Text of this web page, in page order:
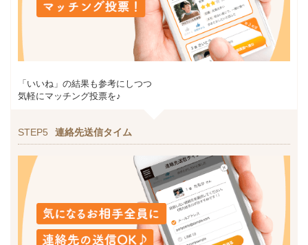
「いいね」の結果も参考にしつつ
気軽にマッチング投票を♪
STEP5 連絡先送信タイム